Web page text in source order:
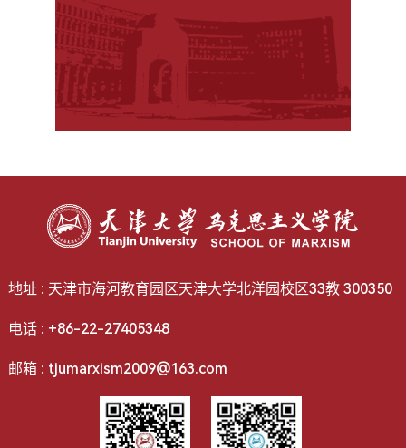
地址 : 天津市海河教育园区天津大学北洋园校区33教 300350
电话 : +86-22-27405348
邮箱 : tjumarxism2009@163.com